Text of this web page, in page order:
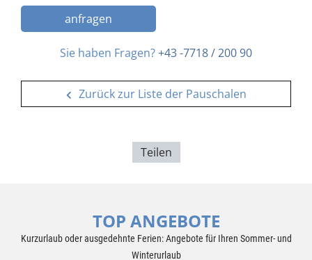
anfragen
Sie haben Fragen?+43 -7718 / 200 90
Zurück zur Liste der Pauschalen
Teilen
TOP ANGEBOTE
Kurzurlaub oder ausgedehnte Ferien: Angebote für Ihren Sommer- und
Winterurlaub